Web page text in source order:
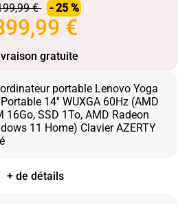
€ - 25 %
€
gratuite
portable Lenovo Yoga
14'' WUXGA 60Hz (AMD
16Go, SSD 1To, AMD Radeon
11 Home) Clavier AZERTY
+ de détails